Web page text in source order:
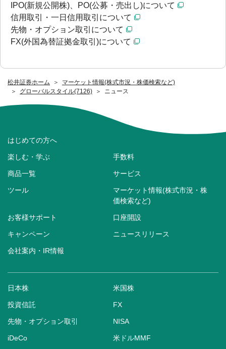
松井証券ホーム
マーケット情報(株式市況・株価検索など)
グローバルスタイル(7126)
ニュース
IPO(新規公開株)、PO(公募・売出し)について
信用取引・一日信用取引について
先物・オプション取引について
FX(外国為替証拠金取引)について
はじめての方へ
楽しむ・学ぶ 手数料
商品一覧 サービス
ツール
マーケット情報(株式市況・株
価検索など)
お客様サポート 口座開設
キャンペーン ニュースリリース
会社案内・IR情報
日本株 米国株
投資信託 FX
先物・オプション取引 NISA
iDeCo 米ドルMMF